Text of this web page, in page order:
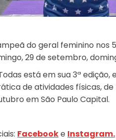
do geral feminino nos
29 de setembro,
está em sua 3ª
de atividades físicas,
em São Paulo Capital.
Facebooke Instagram.